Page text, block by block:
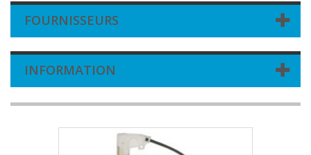
FOURNISSEURS
INFORMATION